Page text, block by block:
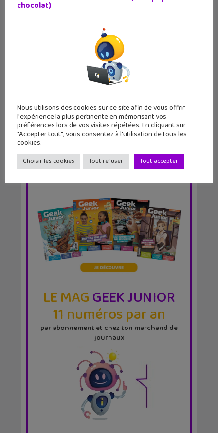
Vocageek #39 : c’est quoi un nom de
LE MAGGEEK JUNIOR
11 numéros par an
par abonnement et chez ton marchand de
journaux
chocolat)
Nous utilisons des cookies sur ce site afin de vous offrir
l'expérience la plus pertinente en mémorisant vos
préférences lors de vos visites répétées. En cliquant sur
"Accepter tout", vous consentez à l'utilisation de tous les
cookies.
Choisir les cookies Tout refuser Tout accepter